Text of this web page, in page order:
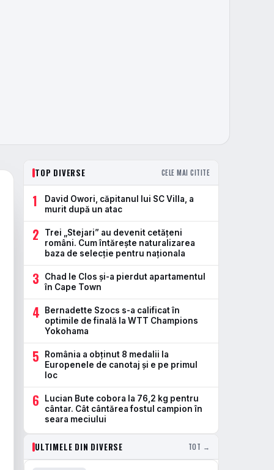
TOP DIVERSE CELE MAI CITITE
1
David Owori, căpitanul lui SC Villa, a
murit după un atac
2
Trei „Stejari” au devenit cetățeni
români. Cum întărește naturalizarea
baza de selecție pentru naționala
3
Chad le Clos și-a pierdut apartamentul
în Cape Town
4
Bernadette Szocs s-a calificat în
optimile de finală la WTT Champions
Yokohama
5
România a obținut 8 medalii la
Europenele de canotaj și e pe primul
loc
6
Lucian Bute cobora la 76,2 kg pentru
cântar. Cât cântărea fostul campion în
seara meciului
ULTIMELE DIN DIVERSE TOT →